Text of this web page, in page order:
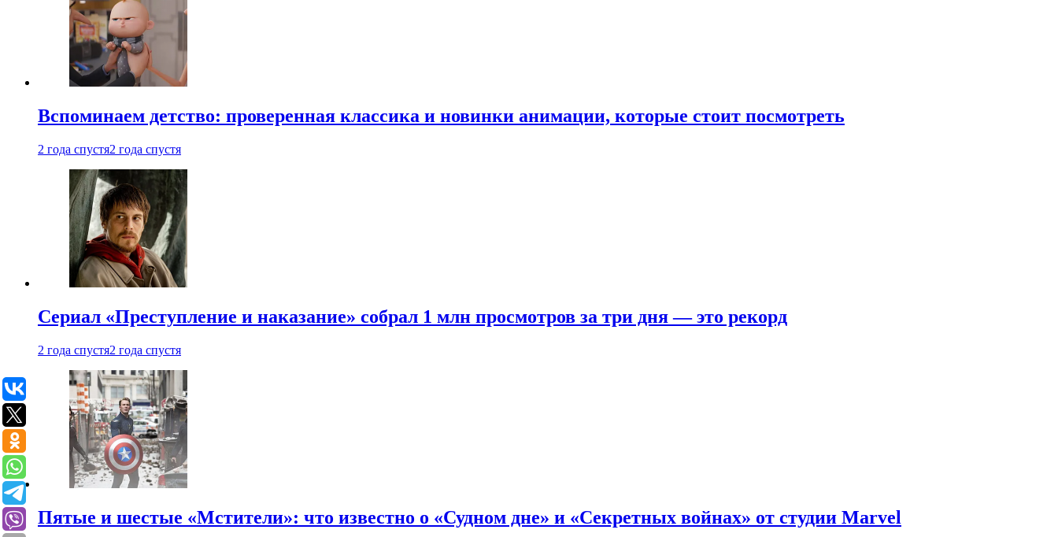
Вспоминаем детство: проверенная классика и новинки анимации, которые стоит посмотреть
2 года спустя2 года спустя
Сериал «Преступление и наказание» собрал 1 млн просмотров за три дня — это рекорд
2 года спустя2 года спустя
Пятые и шестые «Мстители»: что известно о «Судном дне» и «Секретных войнах» от студии Marvel